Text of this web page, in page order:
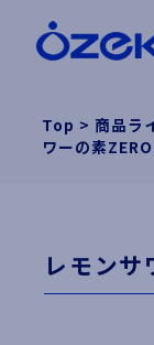
Top > 商品ラ
ワーの素
レモンサ